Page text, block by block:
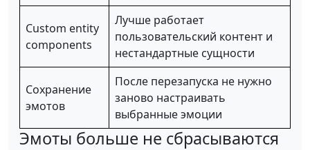
Custom entity
components
Лучше работает
пользовательский контент и
нестандартные сущности
Сохранение
эмотов
После перезапуска не нужно
заново настраивать
выбранные эмоции
Эмоты больше не сбрасываются